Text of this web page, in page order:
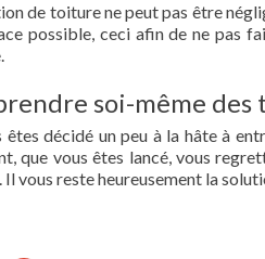
de toiture ne peut pas être
possible, ceci afin de ne pas
soi-même
êtes décidé un peu à la hâte à
que vous êtes lancé, vous
Il vous reste heureusement la